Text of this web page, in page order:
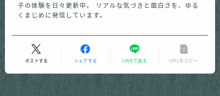
子の体験を日々更新中。 リアルな気づきと面白さを、ゆる
くまじめに発信しています。
ポストする シェアする LINEで送る URLをコピー